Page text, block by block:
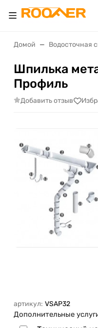
Домой Водосточная
Шпилька
Профиль
Добавить отзыв
артикул: VSAP32
Дополнительные